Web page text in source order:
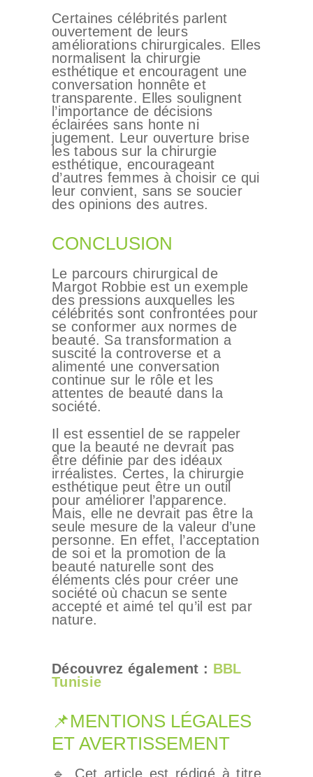
Certaines célébrités parlent
ouvertement de leurs
améliorations chirurgicales. Elles
normalisent la chirurgie
esthétique et encouragent une
conversation honnête et
transparente. Elles soulignent
l’importance de décisions
éclairées sans honte ni
jugement. Leur ouverture brise
les tabous sur la chirurgie
esthétique, encourageant
d’autres femmes à choisir ce qui
leur convient, sans se soucier
des opinions des autres.
CONCLUSION
Le parcours chirurgical de
Margot Robbie est un exemple
des pressions auxquelles les
célébrités sont confrontées pour
se conformer aux normes de
beauté. Sa transformation a
suscité la controverse et a
alimenté une conversation
continue sur le rôle et les
attentes de beauté dans la
société.
Il est essentiel de se rappeler
que la beauté ne devrait pas
être définie par des idéaux
irréalistes. Certes, la chirurgie
esthétique peut être un outil
pour améliorer l’apparence.
Mais, elle ne devrait pas être la
seule mesure de la valeur d’une
personne. En effet, l’acceptation
de soi et la promotion de la
beauté naturelle sont des
éléments clés pour créer une
société où chacun se sente
accepté et aimé tel qu’il est par
nature.
Découvrez également : BBL
Tunisie
📌MENTIONS LÉGALES
ET AVERTISSEMENT
🔹 Cet article est rédigé à titre